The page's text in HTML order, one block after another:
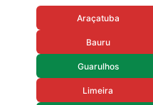
Araçatuba
Bauru
Guarulhos
Limeira